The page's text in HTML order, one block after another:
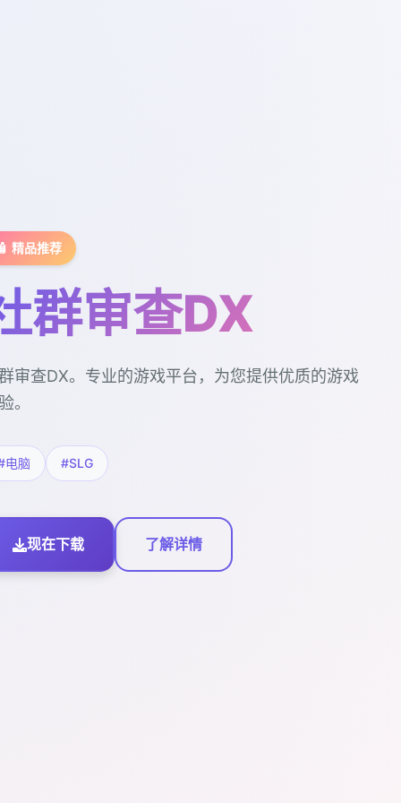
精品推荐
群审查DX
审查DX。专业的游戏平台，为您提供优质的游戏
。
电脑 #SLG
现在下载 了解详情